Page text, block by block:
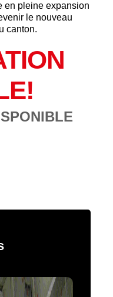
en pleine expansion
le nouveau
canton.